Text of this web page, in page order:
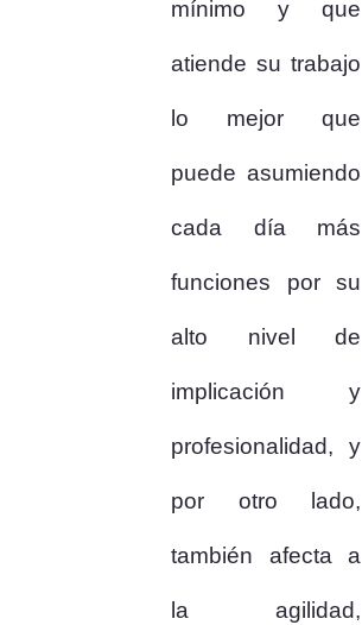
mínimo y que
atiende su trabajo
lo mejor que
puede asumiendo
cada día más
funciones por su
alto nivel de
implicación y
profesionalidad, y
por otro lado,
también afecta a
la agilidad,